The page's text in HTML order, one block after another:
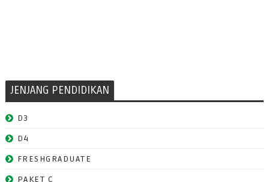
JENJANG PENDIDIKAN
D3
D4
FRESHGRADUATE
PAKET C